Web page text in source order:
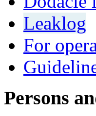
Leaklog
For
Persons